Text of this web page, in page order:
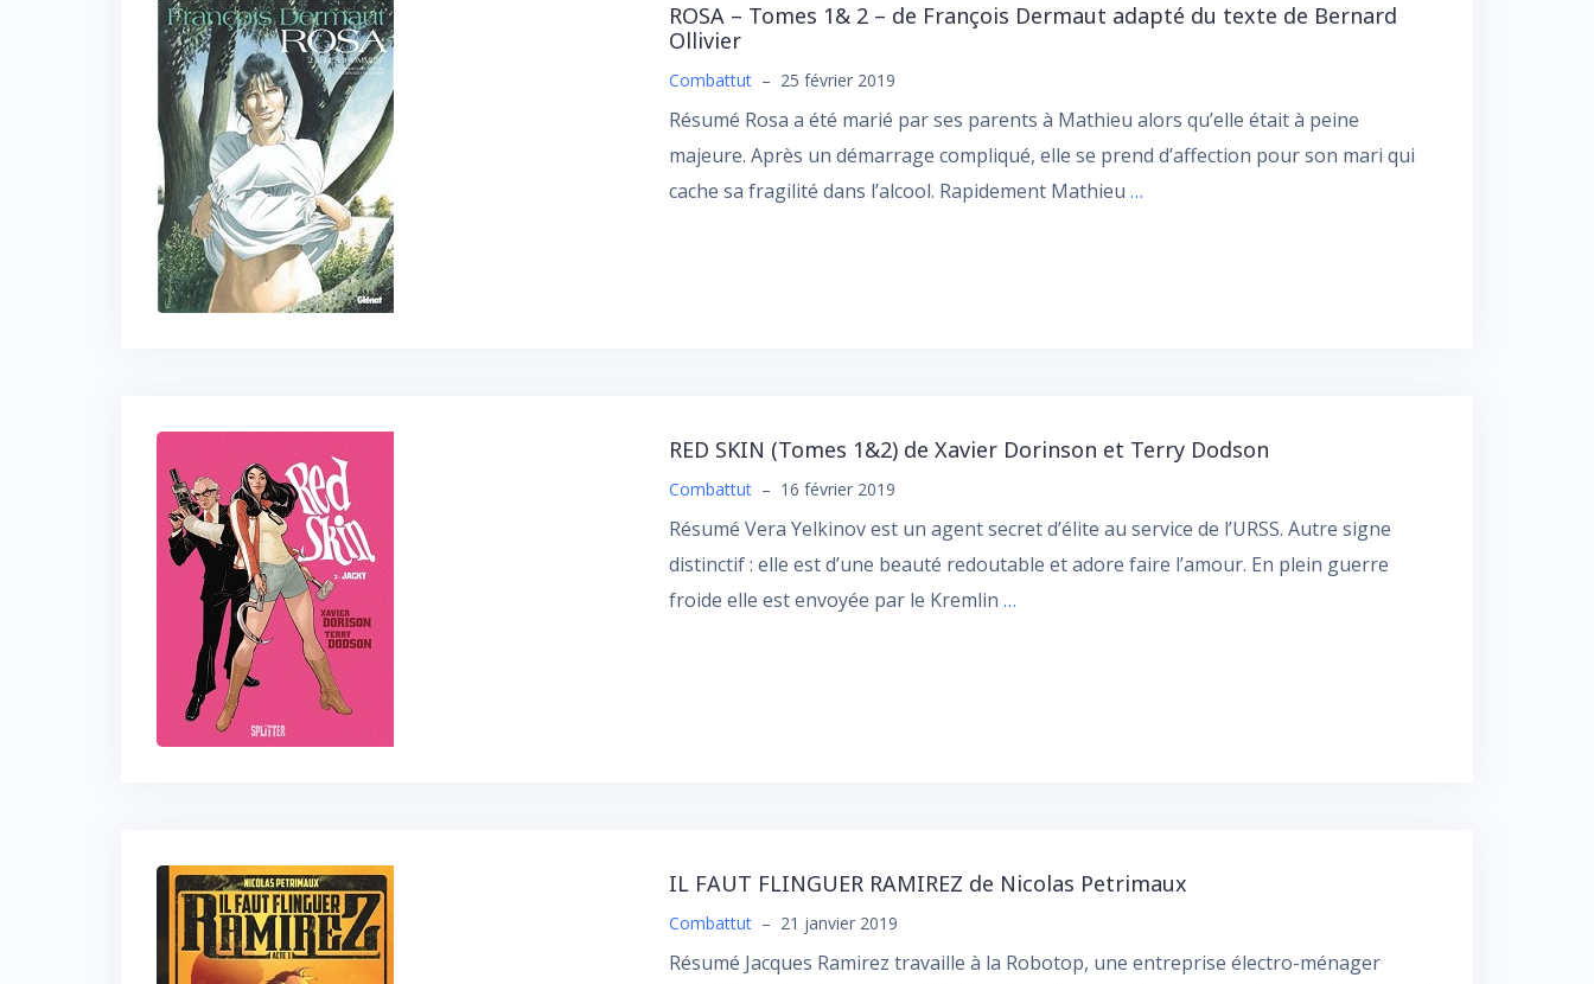
ROSA – Tomes 1& 2 – de François Dermaut adapté du texte de Bernard
Ollivier
Combattut – 25 février 2019
Résumé Rosa a été marié par ses parents à Mathieu alors qu’elle était à peine
majeure. Après un démarrage compliqué, elle se prend d’affection pour son mari qui
cache sa fragilité dans l’alcool. Rapidement Mathieu …
RED SKIN (Tomes 1&2) de Xavier Dorinson et Terry Dodson
Combattut – 16 février 2019
Résumé Vera Yelkinov est un agent secret d’élite au service de l’URSS. Autre signe
distinctif : elle est d’une beauté redoutable et adore faire l’amour. En plein guerre
froide elle est envoyée par le Kremlin …
IL FAUT FLINGUER RAMIREZ de Nicolas Petrimaux
Combattut – 21 janvier 2019
Résumé Jacques Ramirez travaille à la Robotop, une entreprise électro-ménager